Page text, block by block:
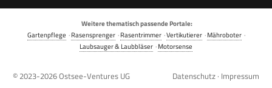
Weitere thematisch passende Portale:
Gartenpflege ·Rasensprenger·Rasentrimmer·Vertikutierer·Mähroboter·
Laubsauger & Laubbläser ·Motorsense
© 2023-2026Ostsee-Ventures UG Datenschutz · Impressum